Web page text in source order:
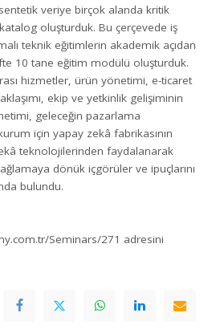
veriye birçok alanda kritik
oluşturduk. Bu çerçevede iş
teknik eğitimlerin akademik açıdan
10 tane eğitim modülü oluşturduk.
hizmetler, ürün yönetimi, e-ticaret
ekip ve yetkinlik gelişiminin
geleceğin pazarlama
için yapay zekâ fabrikasının
teknolojilerinden faydalanarak
dönük içgörüler ve ipuçlarını
bulundu.
Seminars/271 adresini